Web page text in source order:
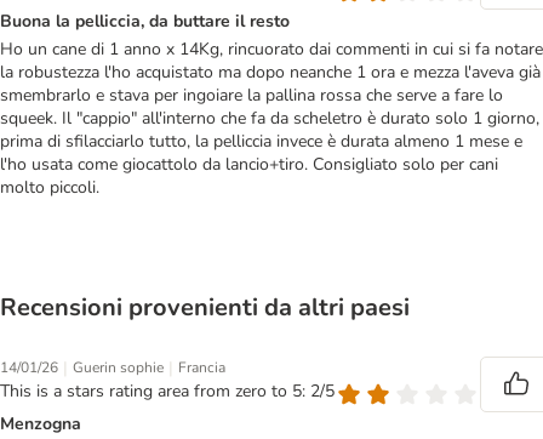
Buona la pelliccia, da buttare il resto
Ho un cane di 1 anno x 14Kg, rincuorato dai commenti in cui si fa notare
la robustezza l'ho acquistato ma dopo neanche 1 ora e mezza l'aveva già
smembrarlo e stava per ingoiare la pallina rossa che serve a fare lo
squeek. Il "cappio" all'interno che fa da scheletro è durato solo 1 giorno,
prima di sfilacciarlo tutto, la pelliccia invece è durata almeno 1 mese e
l'ho usata come giocattolo da lancio+tiro. Consigliato solo per cani
molto piccoli.
Recensioni provenienti da altri paesi
14/01/26 | Guerin sophie | Francia
This is a stars rating area from zero to 5: 2/5
Menzogna